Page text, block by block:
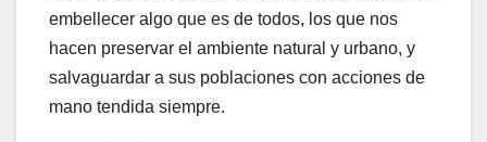
embellecer algo que es de todos, los que nos
hacen preservar el ambiente natural y urbano, y
salvaguardar a sus poblaciones con acciones de
mano tendida siempre.